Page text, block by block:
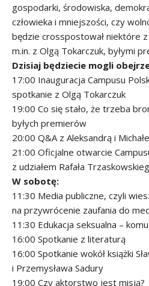
gospodarki, środowiska,
człowieka i mniejszości, czy
będzie crosspostował niektóre
m.in. z Olgą Tokarczuk, byłymi
Dzisiaj będziecie mogli
17:00 Inauguracja Campusu
spotkanie z Olgą Tokarczuk
19:00 Co się stało, że trzeba
byłych premierów
20:00 Q&A z Aleksandrą i
21:00 Oficjalne otwarcie
z udziałem Rafała
W sobotę:
11:30 Media publiczne, czyli
na przywrócenie zaufania do
11:30 Edukacja seksualna –
16:00 Spotkanie z literaturą
16:00 Spotkanie wokół książki
i Przemysława Sadury
19:00 Czy aktorstwo jest misją?